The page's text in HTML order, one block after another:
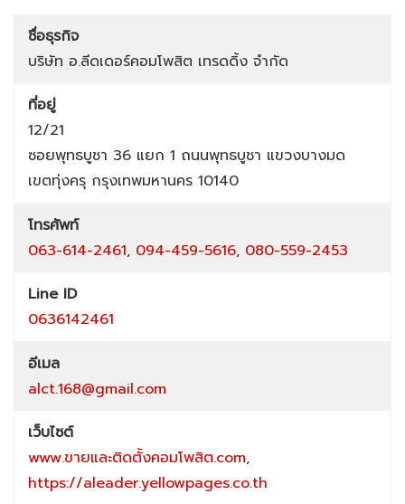
ชื่อธุรกิจ
บริษัท อ.ลีดเดอร์คอมโพสิต เทรดดิ้ง จำกัด
ที่อยู่
12/21
ซอยพุทธบูชา 36 แยก 1 ถนนพุทธบูชา แขวงบางมด
เขตทุ่งครุ กรุงเทพมหานคร 10140
โทรศัพท์
063-614-2461, 094-459-5616, 080-559-2453
Line ID
0636142461
อีเมล
alct.168@gmail.com
เว็บไซต์
www.ขายและติดตั้งคอมโพสิต.com,
https://aleader.yellowpages.co.th